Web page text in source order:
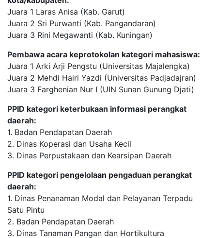
Juara 1 Laras Anisa (Kab. Garut)
Juara 2 Sri Purwanti (Kab. Pangandaran)
Juara 3 Rini Megawanti (Kab. Kuningan)
Pembawa acara keprotokolan kategori mahasiswa:
Juara 1 Arki Arji Pengstu (Universitas Majalengka)
Juara 2 Mehdi Hairi Yazdi (Universitas Padjadajran)
Juara 3 Farghenian Nur I (UIN Sunan Gunung Djati)
PPID kategori keterbukaan informasi perangkat
daerah:
1. Badan Pendapatan Daerah
2. Dinas Koperasi dan Usaha Kecil
3. Dinas Perpustakaan dan Kearsipan Daerah
PPID kategori pengelolaan pengaduan perangkat
daerah:
1. Dinas Penanaman Modal dan Pelayanan Terpadu
Satu Pintu
2. Badan Pendapatan Daerah
3. Dinas Tanaman Pangan dan Hortikultura